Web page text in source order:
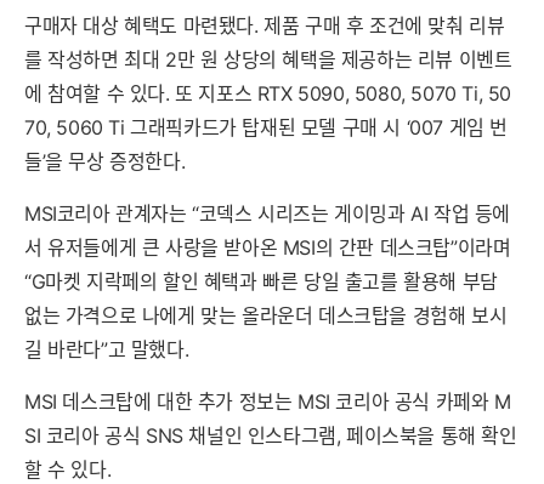
구매자 대상 혜택도 마련됐다. 제품 구매 후 조건에 맞춰 리뷰
를 작성하면 최대 2만 원 상당의 혜택을 제공하는 리뷰 이벤트
에 참여할 수 있다. 또 지포스 RTX 5090, 5080, 5070 Ti, 50
70, 5060 Ti 그래픽카드가 탑재된 모델 구매 시 ‘007 게임 번
들’을 무상 증정한다.
MSI코리아 관계자는 “코덱스 시리즈는 게이밍과 AI 작업 등에
서 유저들에게 큰 사랑을 받아온 MSI의 간판 데스크탑”이라며
“G마켓 지락페의 할인 혜택과 빠른 당일 출고를 활용해 부담
없는 가격으로 나에게 맞는 올라운더 데스크탑을 경험해 보시
길 바란다”고 말했다.
MSI 데스크탑에 대한 추가 정보는 MSI 코리아 공식 카페와 M
SI 코리아 공식 SNS 채널인 인스타그램, 페이스북을 통해 확인
할 수 있다.